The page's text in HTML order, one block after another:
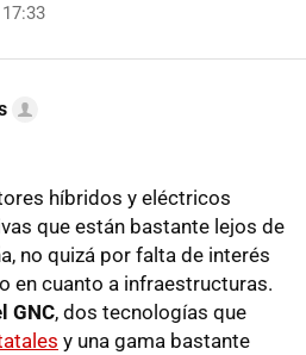
híbridos y eléctricos
que están bastante lejos de
no quizá por falta de interés
en cuanto a infraestructuras.
GNC, dos tecnologías que
y una gama bastante